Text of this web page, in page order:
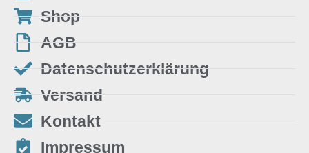
Shop
AGB
Datenschutzerklärung
Versand
Kontakt
Impressum